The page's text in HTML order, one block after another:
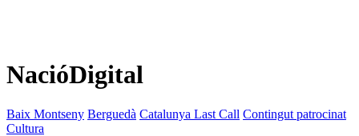
NacióDigital
Baix Montseny Berguedà Catalunya Last Call Contingut patrocinat
Cultura